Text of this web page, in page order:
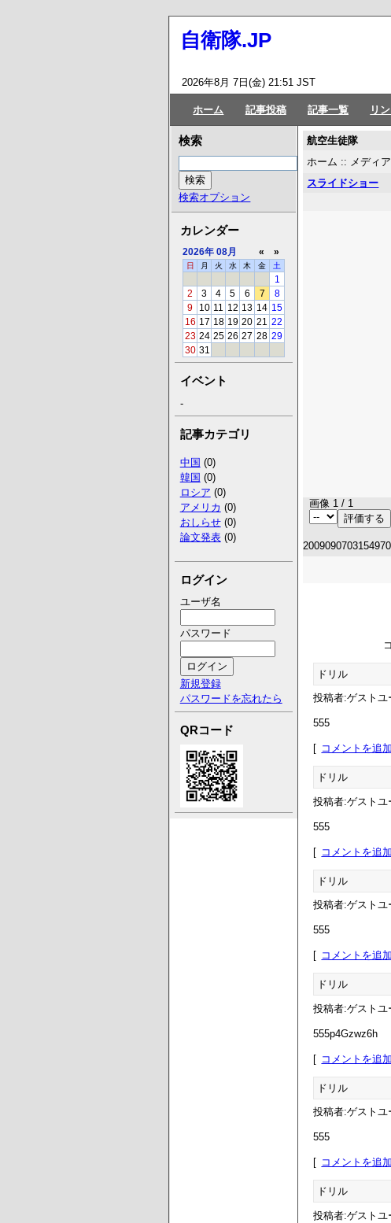
自衛隊.JP
2026年8月 7日(金) 21:51 JST
ホーム 記事投稿 記事一覧 リ
航空生徒隊
ホーム :: メディ
スライドショー
画像 1 / 1
ドリル
投稿者:ゲスト
555
コメントを追加
ドリル
投稿者:ゲスト
555
コメントを追加
ドリル
投稿者:ゲスト
555
コメントを追加
ドリル
投稿者:ゲスト
555p4Gzwz6h
コメントを追加
ドリル
投稿者:ゲスト
555
コメントを追加
ドリル
投稿者:ゲスト
検索
検索オプション
カレンダー
2026年 08月 « »
日 月 火 水 木 金 土
1
2
3 4 5 6 7
8
9
10 11 12 13 14 15
16 17 18 19 20 21
22
23 24 25 26 27 28 29
30 31
イベント
-
記事カテゴリ
中国 (0)
韓国 (0)
ロシア (0)
アメリカ (0)
おしらせ(0)
論文発表(0)
ログイン
ユーザ名
パスワード
新規登録
パスワードを忘れたら
QRコード